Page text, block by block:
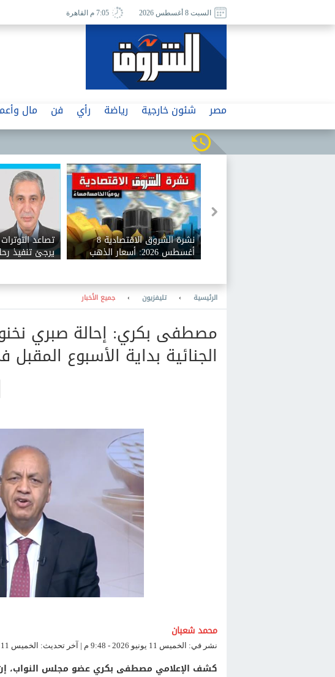
السبت 8 أغسطس 2026 7:05 م القاهرة
مصر شئون خارجية رياضة رأي فن مال
نشرة الشروق الاقتصادية 8
أغسطس 2026: أسعار الذهب
تقفز 160 جنيها وخطط لتعميق
تصاعد
يرجئ تنفيذ
سياحية
الرئيسية › تليفزيون › جميع الأخبار
الجنائية بداية الأسبوع المقبل في 4 قضايا
محمد شعبان
نشر في: الخميس 11 يونيو 2026 - 9:48 م | آخر تحديث: الخميس 11 يونيو 2026 - 9:49 م